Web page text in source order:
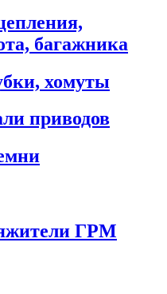
багажника
хомуты
приводов
ГРМ